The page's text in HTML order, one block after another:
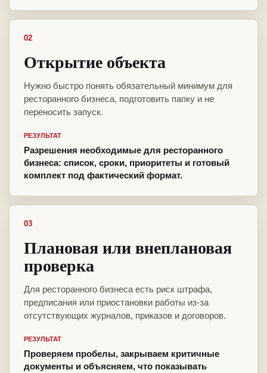
02
Открытие объекта
Нужно быстро понять обязательный минимум для
ресторанного бизнеса, подготовить папку и не
переносить запуск.
РЕЗУЛЬТАТ
Разрешения необходимые для ресторанного
бизнеса: список, сроки, приоритеты и готовый
комплект под фактический формат.
03
Плановая или внеплановая
проверка
Для ресторанного бизнеса есть риск штрафа,
предписания или приостановки работы из-за
отсутствующих журналов, приказов и договоров.
РЕЗУЛЬТАТ
Проверяем пробелы, закрываем критичные
документы и объясняем, что показывать